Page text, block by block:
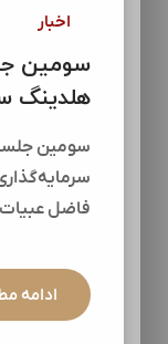
اخبار
سومین
هلدینگ
سومین
فاضل
ادامه